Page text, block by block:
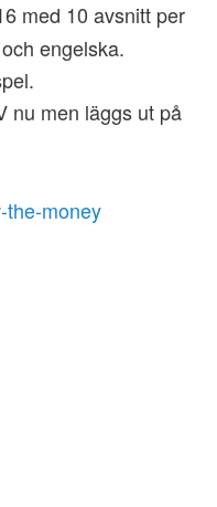
med 10 avsnitt per
engelska.
nu men läggs ut på
the-money